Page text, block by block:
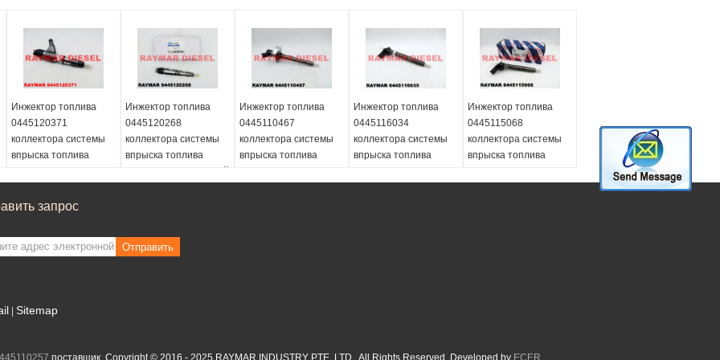
Инжектор топлива
0445120371
коллектора системы
впрыска топлива
0445120382 на КАТ
Перкинс Т413609
Инжектор топлива
0445120268
коллектора системы
впрыска топлива
Инжектор топлива
0445110467
коллектора системы
впрыска топлива
Инжектор топлива
0445116034
коллектора системы
впрыска топлива
Инжектор топлива
0445115068
коллектора системы
впрыска топлива
запрос
Отправить
Sitemap
поставщик. Copyright © 2016 - 2025 RAYMAR INDUSTRY PTE. LTD.. All Rights Reserved. Developed by ECER